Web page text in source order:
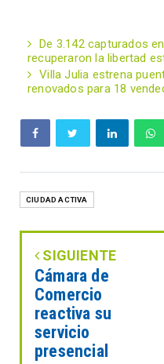
De 3.142 capturados
recuperaron la libertad
Villa Julia estrena
renovados para 18
CIUDAD ACTIVA
SIGUIENTE
Cámara de
Comercio
reactiva su
servicio
presencial